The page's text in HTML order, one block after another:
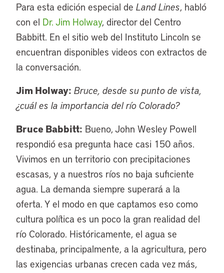
Para esta edición especial de Land Lines, habló
con el Dr. Jim Holway, director del Centro
Babbitt. En el sitio web del Instituto Lincoln se
encuentran disponibles videos con extractos de
la conversación.
Jim Holway: Bruce, desde su punto de vista,
¿cuál es la importancia del río Colorado?
Bruce Babbitt: Bueno, John Wesley Powell
respondió esa pregunta hace casi 150 años.
Vivimos en un territorio con precipitaciones
escasas, y a nuestros ríos no baja suficiente
agua. La demanda siempre superará a la
oferta. Y el modo en que captamos eso como
cultura política es un poco la gran realidad del
río Colorado. Históricamente, el agua se
destinaba, principalmente, a la agricultura, pero
las exigencias urbanas crecen cada vez más,